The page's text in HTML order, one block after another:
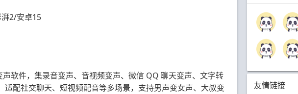
湃2/安卓15
软件，集录音变声、音视频变声、微信 QQ 聊天变声、文字转
配社交聊天、短视频配音等多场景，支持男声变女声、大叔变
友情链接